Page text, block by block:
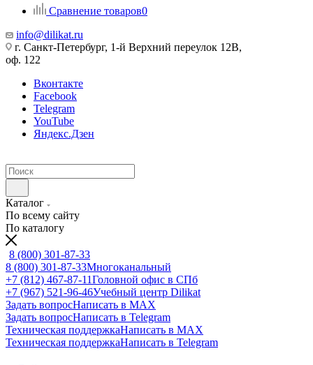
Сравнение товаров0
info@dilikat.ru
г. Санкт-Петербург, 1-й Верхний переулок 12В,
оф. 122
Вконтакте
Facebook
Telegram
YouTube
Яндекс.Дзен
Каталог
По всему сайту
По каталогу
8 (800) 301-87-33
8 (800) 301-87-33Многоканальный
+7 (812) 467-87-11Головной офис в СПб
+7 (967) 521-96-46Учебный центр Dilikat
Задать вопросНаписать в MAX
Задать вопросНаписать в Telegram
Техническая поддержкаНаписать в MAX
Техническая поддержкаНаписать в Telegram